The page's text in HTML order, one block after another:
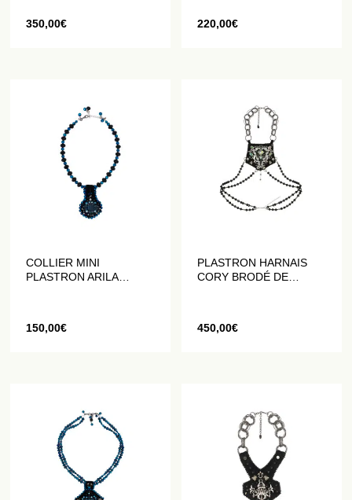
350,00€ 220,00€
COLLIER MINI
PLASTRON ARILA
150,00€
PLASTRON HARNAIS
CORY BRODÉ DE
450,00€